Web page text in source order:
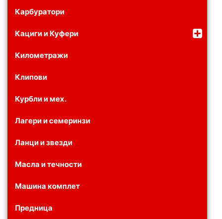
Карбуратори
Кациги и Куфери
Километражи
Клипови
Курбли и мех.
Лагери и семеринзи
Ланци и звезди
Масла и течности
Машина комплет
Предница